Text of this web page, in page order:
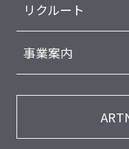
リクルート
事業案内